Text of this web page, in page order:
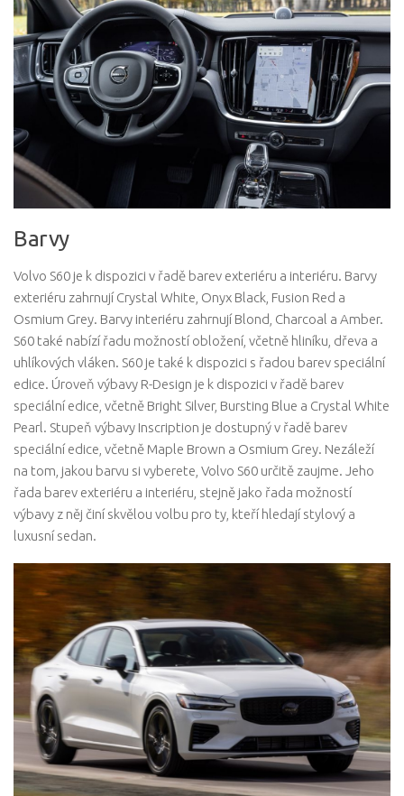
Barvy
Volvo S60 je k dispozici v řadě barev exteriéru a interiéru. Barvy
exteriéru zahrnují Crystal White, Onyx Black, Fusion Red a
Osmium Grey. Barvy interiéru zahrnují Blond, Charcoal a Amber.
S60 také nabízí řadu možností obložení, včetně hliníku, dřeva a
uhlíkových vláken. S60 je také k dispozici s řadou barev speciální
edice. Úroveň výbavy R-Design je k dispozici v řadě barev
speciální edice, včetně Bright Silver, Bursting Blue a Crystal White
Pearl. Stupeň výbavy Inscription je dostupný v řadě barev
speciální edice, včetně Maple Brown a Osmium Grey. Nezáleží
na tom, jakou barvu si vyberete, Volvo S60 určitě zaujme. Jeho
řada barev exteriéru a interiéru, stejně jako řada možností
výbavy z něj činí skvělou volbu pro ty, kteří hledají stylový a
luxusní sedan.